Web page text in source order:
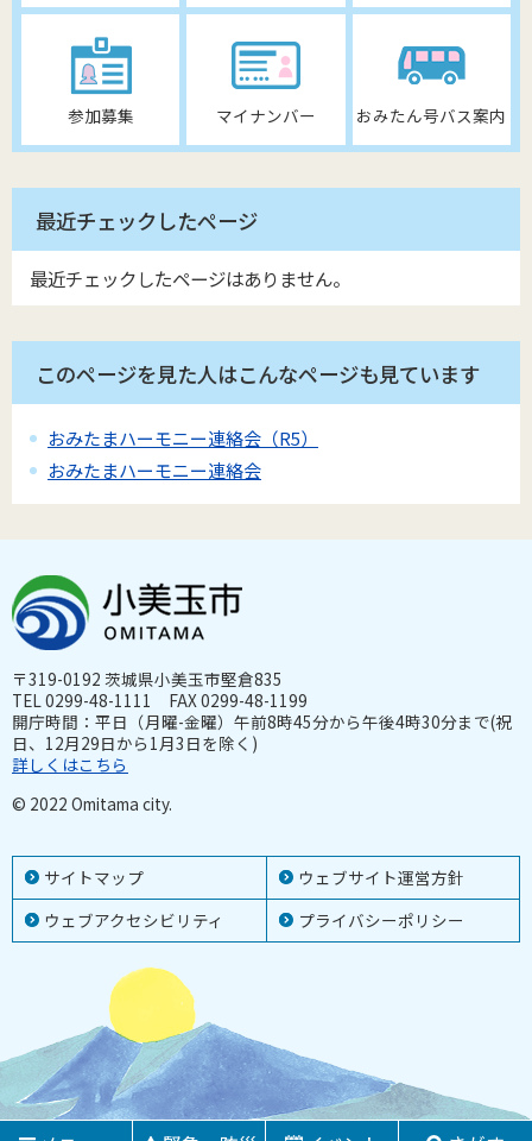
参加募集 マイナンバー おみたん号バス案内
最近チェックしたページ
最近チェックしたページはありません。
このページを見た人はこんなページも見ています
おみたまハーモニー連絡会（R5）
おみたまハーモニー連絡会
サイトマップ
ウェブサイト運営方針
ウェブアクセシビリティ
プライバシーポリシー
〒319-0192 茨城県小美玉市堅倉835
TEL 0299-48-1111 FAX 0299-48-1199
開庁時間：平日（月曜-金曜）午前8時45分から午後4時30分まで(祝
日、12月29日から1月3日を除く)
詳しくはこちら
© 2022 Omitama city.